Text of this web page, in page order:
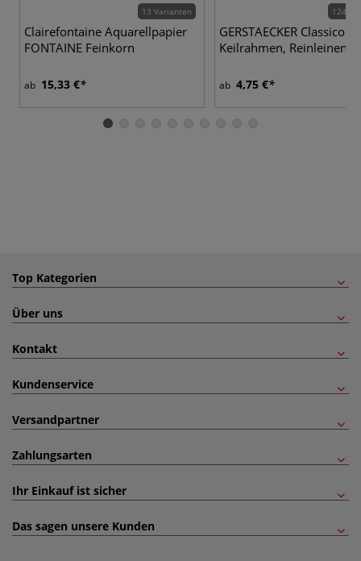
13 Varianten
Clairefontaine Aquarellpapier
FONTAINE Feinkorn
ab 15,33 €
124
GERSTAECKER Classico
Keilrahmen, Reinleinen
ab 4,75 €
Top Kategorien
Über uns
Kontakt
Kundenservice
Versandpartner
Zahlungsarten
Ihr Einkauf ist sicher
Das sagen unsere Kunden